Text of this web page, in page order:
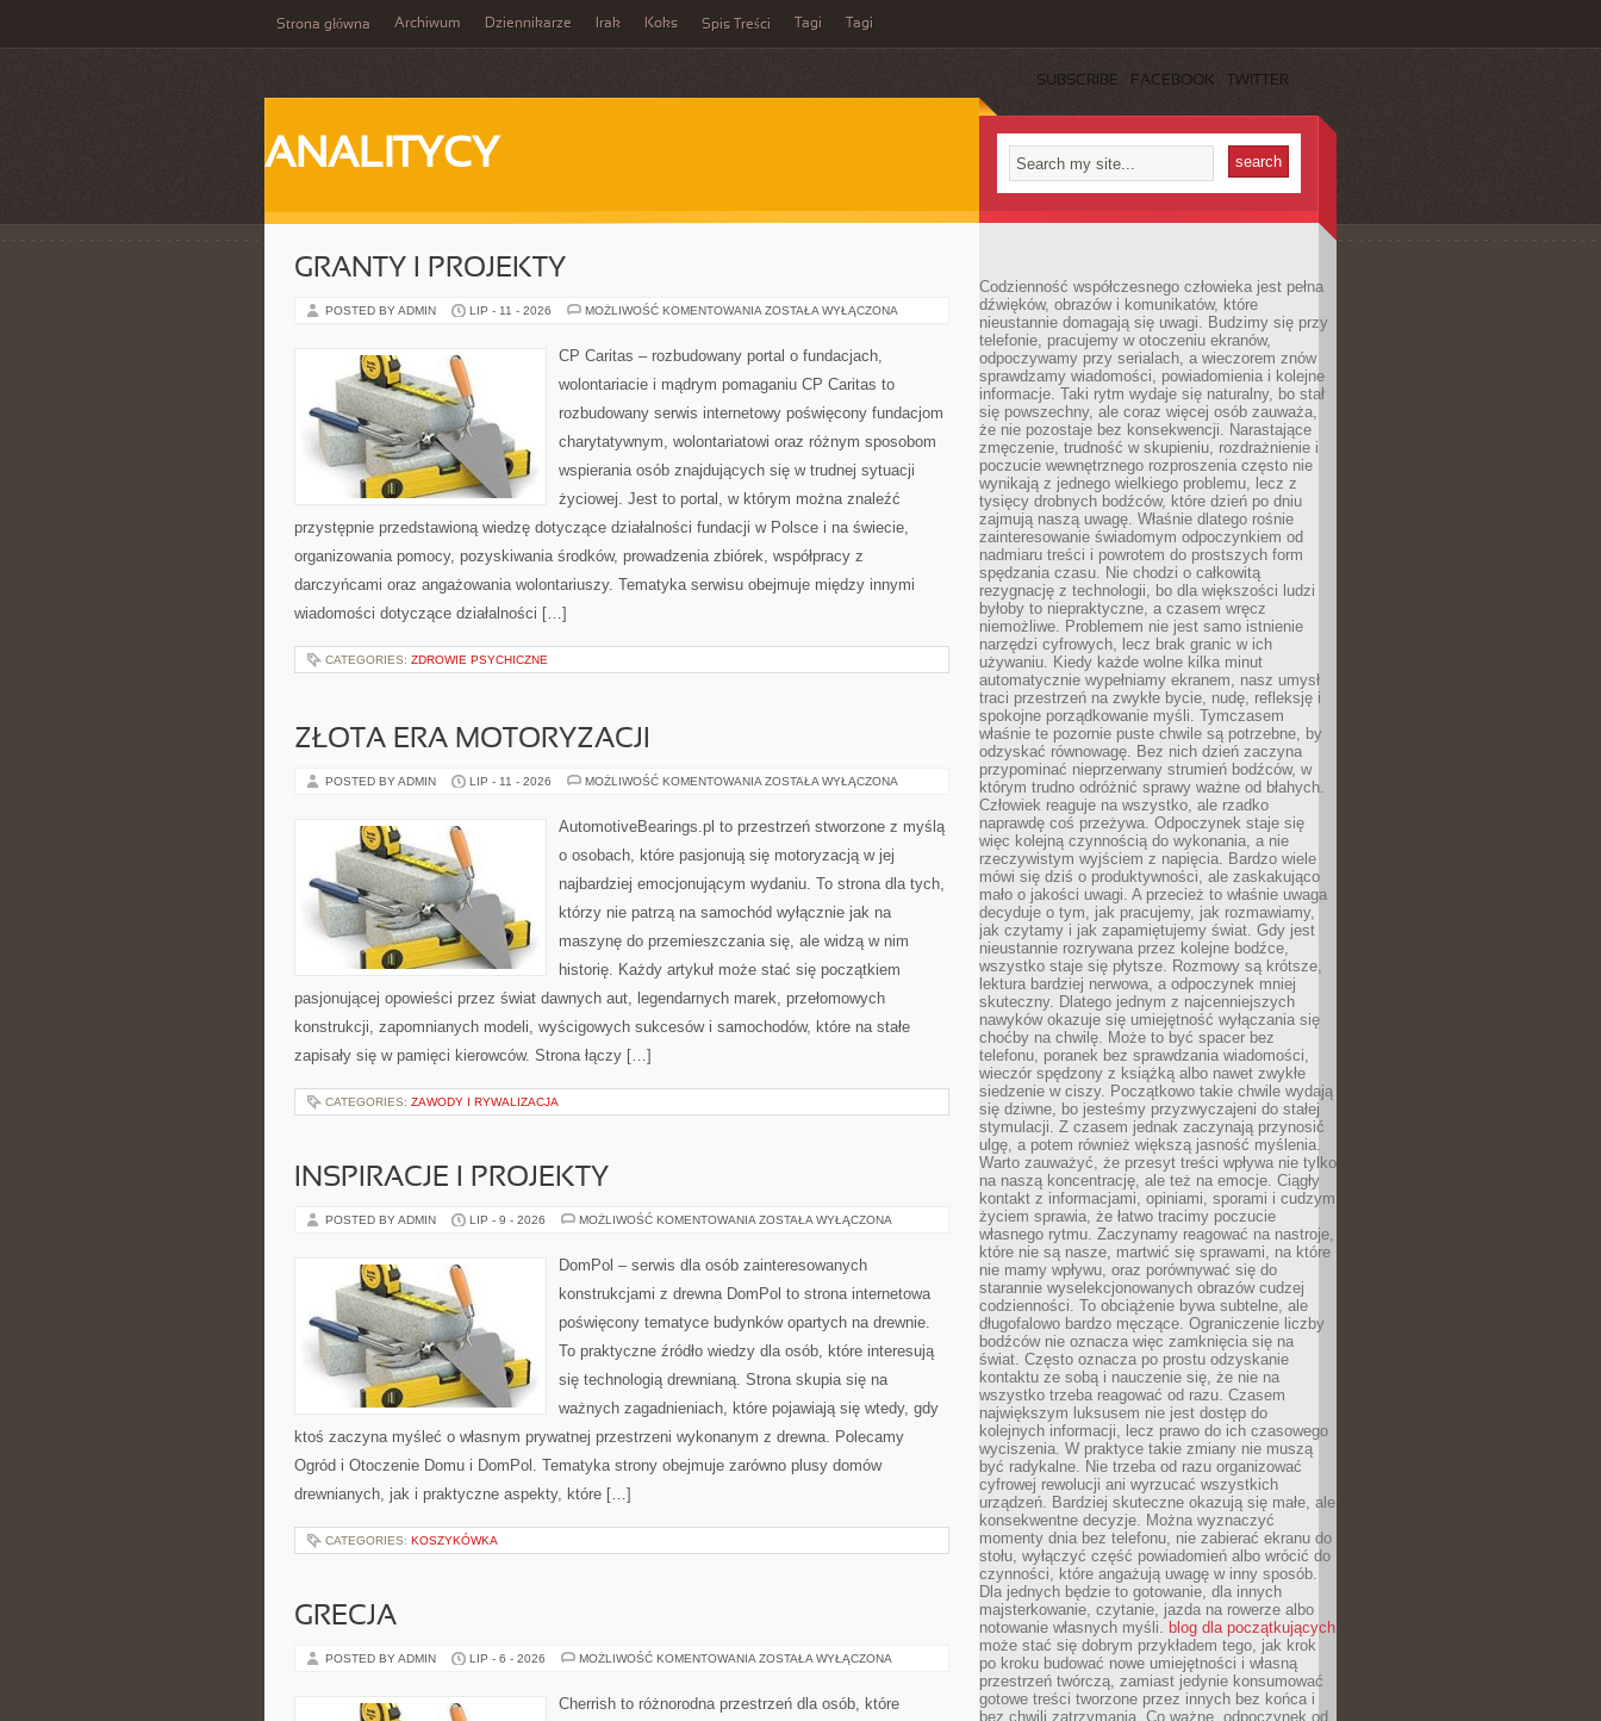
Strona główna Archiwum Dziennikarze Irak Koks Spis Treści Tagi Tagi
SUBSCRIBE FACEBOOK TWITTER
ANALITYCY
GRANTY I PROJEKTY
POSTED BY ADMIN LIP - 11 - 2026 MOŻLIWOŚĆ KOMENTOWANIA GRANTY
ZOSTAŁA WYŁĄCZONA
CP Caritas – rozbudowany portal o fundacjach,
wolontariacie i mądrym pomaganiu CP Caritas to
rozbudowany serwis internetowy poświęcony fundacjom
charytatywnym, wolontariatowi oraz różnym sposobom
wspierania osób znajdujących się w trudnej sytuacji
życiowej. Jest to portal, w którym można znaleźć
przystępnie przedstawioną wiedzę dotyczące działalności fundacji w Polsce i na świecie,
organizowania pomocy, pozyskiwania środków, prowadzenia zbiórek, współpracy z
darczyńcami oraz angażowania wolontariuszy. Tematyka serwisu obejmuje między innymi
wiadomości dotyczące działalności […]
CATEGORIES: ZDROWIE PSYCHICZNE
ZŁOTA ERA MOTORYZACJI
POSTED BY ADMIN LIP - 11 - 2026 MOŻLIWOŚĆ KOMENTOWANIA ZŁOTA
ZOSTAŁA WYŁĄCZONA
AutomotiveBearings.pl to przestrzeń stworzone z myślą
o osobach, które pasjonują się motoryzacją w jej
najbardziej emocjonującym wydaniu. To strona dla tych,
którzy nie patrzą na samochód wyłącznie jak na
maszynę do przemieszczania się, ale widzą w nim
historię. Każdy artykuł może stać się początkiem
pasjonującej opowieści przez świat dawnych aut, legendarnych marek, przełomowych
konstrukcji, zapomnianych modeli, wyścigowych sukcesów i samochodów, które na stałe
zapisały się w pamięci kierowców. Strona łączy […]
CATEGORIES: ZAWODY I RYWALIZACJA
INSPIRACJE I PROJEKTY
POSTED BY ADMIN LIP - 9 - 2026 MOŻLIWOŚĆ KOMENTOWANIA INSPIRACJE
ZOSTAŁA WYŁĄCZONA
DomPol – serwis dla osób zainteresowanych
konstrukcjami z drewna DomPol to strona internetowa
poświęcony tematyce budynków opartych na drewnie.
To praktyczne źródło wiedzy dla osób, które interesują
się technologią drewnianą. Strona skupia się na
ważnych zagadnieniach, które pojawiają się wtedy, gdy
ktoś zaczyna myśleć o własnym prywatnej przestrzeni wykonanym z drewna. Polecamy
Ogród i Otoczenie Domu i DomPol. Tematyka strony obejmuje zarówno plusy domów
drewnianych, jak i praktyczne aspekty, które […]
CATEGORIES: KOSZYKÓWKA
GRECJA
POSTED BY ADMIN LIP - 6 - 2026 MOŻLIWOŚĆ KOMENTOWANIA GRECJA
ZOSTAŁA WYŁĄCZONA
Cherrish to różnorodna przestrzeń dla osób, które
Codzienność współczesnego człowieka jest pełna
dźwięków, obrazów i komunikatów, które
nieustannie domagają się uwagi. Budzimy się przy
telefonie, pracujemy w otoczeniu ekranów,
odpoczywamy przy serialach, a wieczorem znów
sprawdzamy wiadomości, powiadomienia i kolejne
informacje. Taki rytm wydaje się naturalny, bo stał
się powszechny, ale coraz więcej osób zauważa,
że nie pozostaje bez konsekwencji. Narastające
zmęczenie, trudność w skupieniu, rozdrażnienie i
poczucie wewnętrznego rozproszenia często nie
wynikają z jednego wielkiego problemu, lecz z
tysięcy drobnych bodźców, które dzień po dniu
zajmują naszą uwagę. Właśnie dlatego rośnie
zainteresowanie świadomym odpoczynkiem od
nadmiaru treści i powrotem do prostszych form
spędzania czasu. Nie chodzi o całkowitą
rezygnację z technologii, bo dla większości ludzi
byłoby to niepraktyczne, a czasem wręcz
niemożliwe. Problemem nie jest samo istnienie
narzędzi cyfrowych, lecz brak granic w ich
używaniu. Kiedy każde wolne kilka minut
automatycznie wypełniamy ekranem, nasz umysł
traci przestrzeń na zwykłe bycie, nudę, refleksję i
spokojne porządkowanie myśli. Tymczasem
właśnie te pozornie puste chwile są potrzebne, by
odzyskać równowagę. Bez nich dzień zaczyna
przypominać nieprzerwany strumień bodźców, w
którym trudno odróżnić sprawy ważne od błahych.
Człowiek reaguje na wszystko, ale rzadko
naprawdę coś przeżywa. Odpoczynek staje się
więc kolejną czynnością do wykonania, a nie
rzeczywistym wyjściem z napięcia. Bardzo wiele
mówi się dziś o produktywności, ale zaskakująco
mało o jakości uwagi. A przecież to właśnie uwaga
decyduje o tym, jak pracujemy, jak rozmawiamy,
jak czytamy i jak zapamiętujemy świat. Gdy jest
nieustannie rozrywana przez kolejne bodźce,
wszystko staje się płytsze. Rozmowy są krótsze,
lektura bardziej nerwowa, a odpoczynek mniej
skuteczny. Dlatego jednym z najcenniejszych
nawyków okazuje się umiejętność wyłączania się
choćby na chwilę. Może to być spacer bez
telefonu, poranek bez sprawdzania wiadomości,
wieczór spędzony z książką albo nawet zwykłe
siedzenie w ciszy. Początkowo takie chwile wydają
się dziwne, bo jesteśmy przyzwyczajeni do stałej
stymulacji. Z czasem jednak zaczynają przynosić
ulgę, a potem również większą jasność myślenia.
Warto zauważyć, że przesyt treści wpływa nie tylko
na naszą koncentrację, ale też na emocje. Ciągły
kontakt z informacjami, opiniami, sporami i cudzym
życiem sprawia, że łatwo tracimy poczucie
własnego rytmu. Zaczynamy reagować na nastroje,
które nie są nasze, martwić się sprawami, na które
nie mamy wpływu, oraz porównywać się do
starannie wyselekcjonowanych obrazów cudzej
codzienności. To obciążenie bywa subtelne, ale
długofalowo bardzo męczące. Ograniczenie liczby
bodźców nie oznacza więc zamknięcia się na
świat. Często oznacza po prostu odzyskanie
kontaktu ze sobą i nauczenie się, że nie na
wszystko trzeba reagować od razu. Czasem
największym luksusem nie jest dostęp do
kolejnych informacji, lecz prawo do ich czasowego
wyciszenia. W praktyce takie zmiany nie muszą
być radykalne. Nie trzeba od razu organizować
cyfrowej rewolucji ani wyrzucać wszystkich
urządzeń. Bardziej skuteczne okazują się małe, ale
konsekwentne decyzje. Można wyznaczyć
momenty dnia bez telefonu, nie zabierać ekranu do
stołu, wyłączyć część powiadomień albo wrócić do
czynności, które angażują uwagę w inny sposób.
Dla jednych będzie to gotowanie, dla innych
majsterkowanie, czytanie, jazda na rowerze albo
notowanie własnych myśli. blog dla początkujących
może stać się dobrym przykładem tego, jak krok
po kroku budować nowe umiejętności i własną
przestrzeń twórczą, zamiast jedynie konsumować
gotowe treści tworzone przez innych bez końca i
bez chwili zatrzymania. Co ważne, odpoczynek od